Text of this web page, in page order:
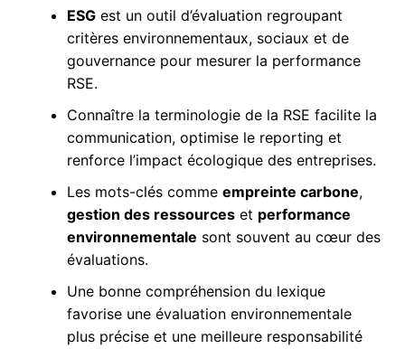
ESGest un outil d’évaluation regroupant
critères environnementaux, sociaux et de
gouvernance pour mesurer la performance
RSE.
Connaître la terminologie de la RSE facilite la
communication, optimise le reporting et
renforce l’impact écologique des entreprises.
Les mots-clés comme empreinte carbone,
gestion des ressourceset performance
environnementale sont souvent au cœur des
évaluations.
Une bonne compréhension du lexique
favorise une évaluation environnementale
plus précise et une meilleure responsabilité